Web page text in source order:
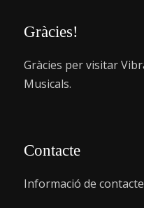
Gràcies!
Gràcies per visitar
Musicals.
Contacte
Informació de